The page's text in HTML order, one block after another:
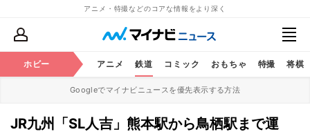
アニメ・特撮などのコアな情報をより深く
ホビー アニメ 鉄道 コミック おもちゃ 特撮 将棋
Googleでマイナビニュースを優先表示する方法
JR九州「SL人吉」熊本駅から鳥栖駅まで運